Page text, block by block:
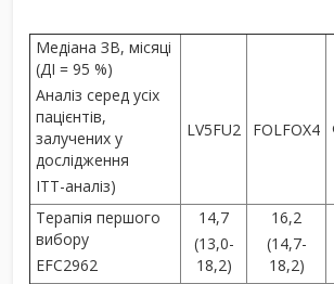
Медіана ЗВ, місяці
(ДІ = 95 %)
Аналіз серед усіх
пацієнтів,
залучених у
дослідження
ІТТ-аналіз)
LV5FU2 FOLFOX4
Терапія першого
вибору
EFC2962
14,7
(13,0-
18,2)
16,2
(14,7-
18,2)